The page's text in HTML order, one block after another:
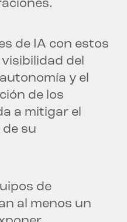
de IA con estos
del
y el
de los
a mitigar el
de su
de
al menos un